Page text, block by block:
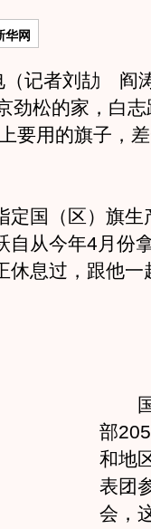
华网
记者刘劼 阎
劲松的家，白
要用的旗子，
国（区）旗生
自从今年4月份
休息过，跟他一
国
部
和地
表团
会，